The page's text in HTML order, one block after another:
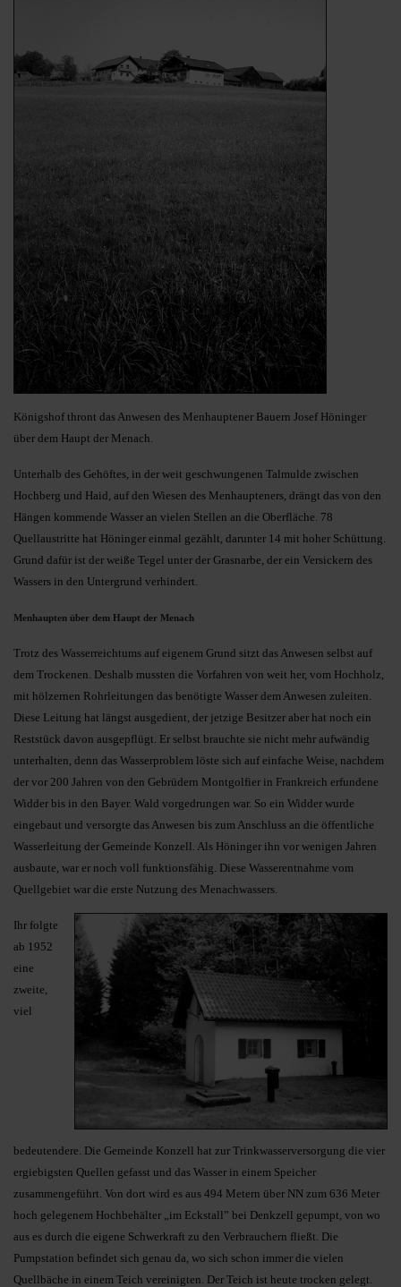
Königshof thront das Anwesen des Menhauptener Bauern Josef Höninger
über dem Haupt der Menach.
Unterhalb des Gehöftes, in der weit geschwungenen Talmulde zwischen
Hochberg und Haid, auf den Wiesen des Menhaupteners, drängt das von den
Hängen kommende Wasser an vielen Stellen an die Oberfläche. 78
Quellaustritte hat Höninger einmal gezählt, darunter 14 mit hoher Schüttung.
Grund dafür ist der weiße Tegel unter der Grasnarbe, der ein Versickern des
Wassers in den Untergrund verhindert.
Menhaupten über dem Haupt der Menach
Trotz des Wasserreichtums auf eigenem Grund sitzt das Anwesen selbst auf
dem Trockenen. Deshalb mussten die Vorfahren von weit her, vom Hochholz,
mit hölzernen Rohrleitungen das benötigte Wasser dem Anwesen zuleiten.
Diese Leitung hat längst ausgedient, der jetzige Besitzer aber hat noch ein
Reststück davon ausgepflügt. Er selbst brauchte sie nicht mehr aufwändig
unterhalten, denn das Wasserproblem löste sich auf einfache Weise, nachdem
der vor 200 Jahren von den Gebrüdern Montgolfier in Frankreich erfundene
Widder bis in den Bayer. Wald vorgedrungen war. So ein Widder wurde
eingebaut und versorgte das Anwesen bis zum An­schluss an die öffentliche
Wasserleitung der Gemeinde Konzell. Als Höninger ihn vor wenigen Jahren
ausbaute, war er noch voll funktionsfähig. Diese Wasserentnahme vom
Quellgebiet war die erste Nutzung des Menachwassers.
Ihr folgte
ab 1952
eine
zweite,
viel
bedeutendere. Die Gemeinde Konzell hat zur Trinkwasserversorgung die vier
ergiebigsten Quellen ge­fasst und das Wasser in einem Speicher
zusammengeführt. Von dort wird es aus 494 Metern über NN zum 636 Meter
hoch gelegenem Hochbehälter „im Eckstall” bei Denkzell gepumpt, von wo
aus es durch die eigene Schwerkraft zu den Verbrauchern fließt. Die
Pumpstation befindet sich genau da, wo sich schon immer die vielen
Quellbäche in einem Teich vereinigten. Der Teich ist heute trocken gelegt.